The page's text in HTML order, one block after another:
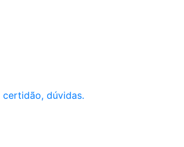
certidão, dúvidas.